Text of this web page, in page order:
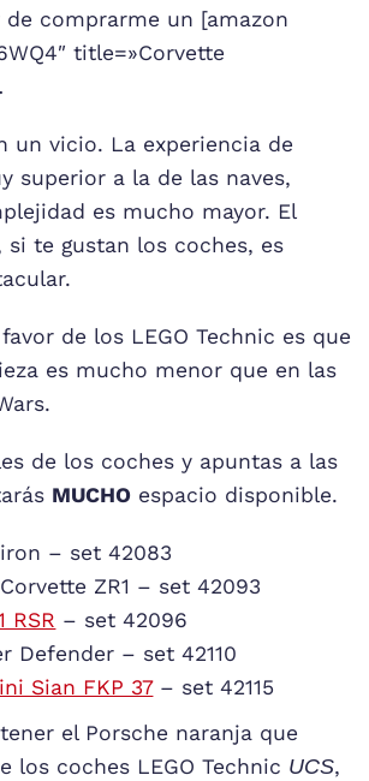
comprarme un [amazon
title=»Corvette
un vicio. La experiencia de
superior a la de las naves,
es mucho mayor. El
te gustan los coches, es
de los LEGO Technic es que
es mucho menor que en las
de los coches y apuntas a las
MUCHO espacio disponible.
– set 42083
ZR1 – set 42093
RSR – set 42096
Defender – set 42110
Sian FKP 37– set 42115
el Porsche naranja que
los coches LEGO Technic UCS,